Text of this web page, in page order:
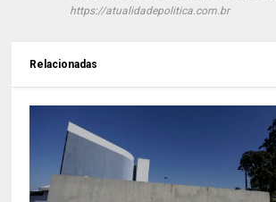
https://atualidadepolitica.com.br
Relacionadas